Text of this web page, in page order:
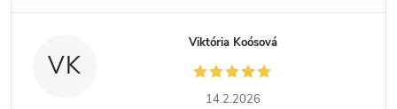
VK
Viktória Koósová
14.2.2026